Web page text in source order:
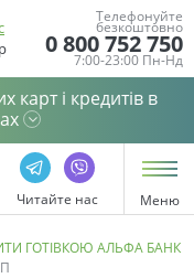
Телефонуйте
безкоштовно
0 800 752 750
7:00-23:00 Пн-Нд
карт і кредитів в
Читайте нас Меню
ГОТІВКОЮ АЛЬФА БАНК